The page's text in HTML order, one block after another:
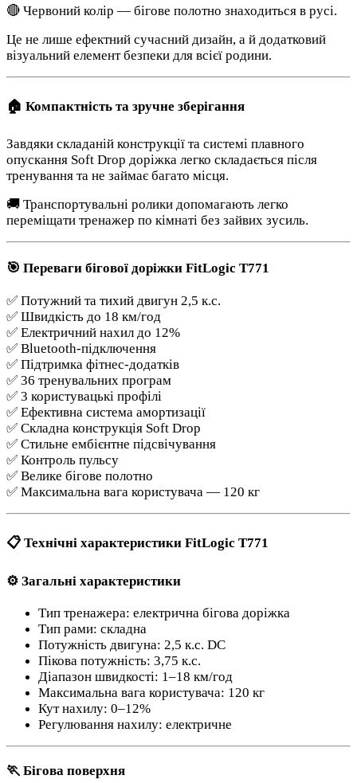
🔴 Червоний колір — бігове полотно знаходиться в русі.
Це не лише ефектний сучасний дизайн, а й додатковий
візуальний елемент безпеки для всієї родини.
🏠 Компактність та зручне зберігання
Завдяки складаній конструкції та системі плавного
опускання Soft Drop доріжка легко складається після
тренування та не займає багато місця.
🚚 Транспортувальні ролики допомагають легко
переміщати тренажер по кімнаті без зайвих зусиль.
🎯 Переваги бігової доріжки FitLogic T771
✅ Потужний та тихий двигун 2,5 к.с.
✅ Швидкість до 18 км/год
✅ Електричний нахил до 12%
✅ Bluetooth-підключення
✅ Підтримка фітнес-додатків
✅ 36 тренувальних програм
✅ 3 користувацькі профілі
✅ Ефективна система амортизації
✅ Складна конструкція Soft Drop
✅ Стильне ембієнтне підсвічування
✅ Контроль пульсу
✅ Велике бігове полотно
✅ Максимальна вага користувача — 120 кг
📋 Технічні характеристики FitLogic T771
⚙️ Загальні характеристики
Тип тренажера: електрична бігова доріжка
Тип рами: складна
Потужність двигуна: 2,5 к.с. DC
Пікова потужність: 3,75 к.с.
Діапазон швидкості: 1–18 км/год
Максимальна вага користувача: 120 кг
Кут нахилу: 0–12%
Регулювання нахилу: електричне
🏃 Бігова поверхня